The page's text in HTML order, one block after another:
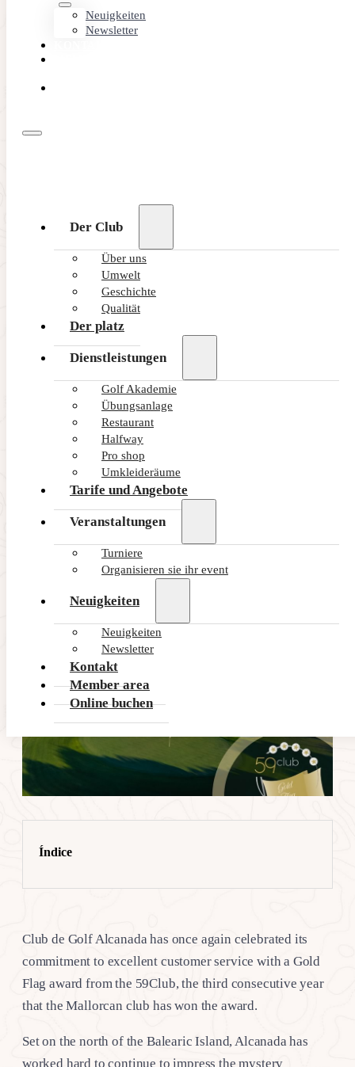
Neuigkeiten
Newsletter
Der Club
Über uns
Umwelt
Geschichte
Qualität
Der platz
Dienstleistungen
Golf Akademie
Übungsanlage
Restaurant
Halfway
Pro shop
Umkleideräume
Tarife und Angebote
Veranstaltungen
Turniere
Organisieren sie ihr event
Neuigkeiten
Neuigkeiten
Newsletter
Kontakt
Member area
Online buchen
Índice
Club de Golf Alcanada has once again celebrated its
commitment to excellent customer service with a Gold
Flag award from the 59Club, the third consecutive year
that the Mallorcan club has won the award.
Set on the north of the Balearic Island, Alcanada has
worked hard to continue to impress the mystery